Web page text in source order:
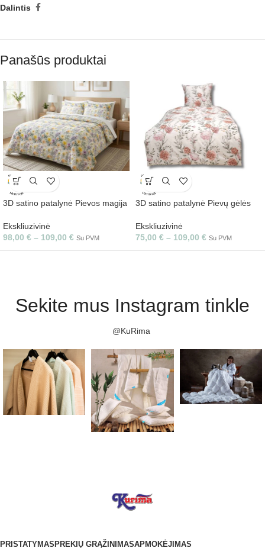
Dalintis
Panašūs produktai
3D satino patalynė Pievos magija
Ekskliuzivinė
98,00 € – 109,00 € Su PVM
3D satino patalynė Pievų gėlės
Ekskliuzivinė
75,00 € – 109,00 € Su PVM
Sekite mus Instagram tinkle
@KuRima
PRISTATYMAS PREKIŲ GRĄŽINIMASAPMOKĖJIMAS